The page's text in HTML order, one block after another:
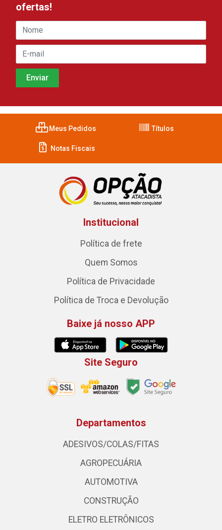
ofertas!
Meus Pedidos Títulos
Notas Fiscais
Institucional
Política de frete
Quem Somos
Política de Privacidade
Política de Troca e Devolução
Baixe já nosso APP
Site Seguro
Departamentos
ADESIVOS/COLAS/FITAS
AGROPECUÁRIA
AUTOMOTIVA
CONSTRUÇÃO
ELETRO ELETRÔNICOS